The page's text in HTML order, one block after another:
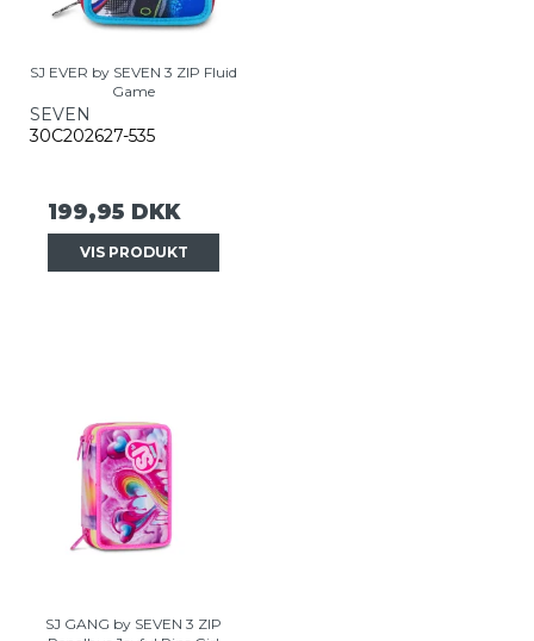
SJ EVER by SEVEN 3 ZIP Fluid
Game
SEVEN
30C202627-535
199,95 DKK
VIS PRODUKT
SJ GANG by SEVEN 3 ZIP